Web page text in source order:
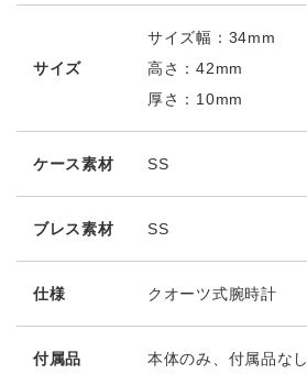
サイズ
サイズ幅：34mm
高さ：42mm
厚さ：10mm
ケース素材 SS
ブレス素材 SS
仕様 クオーツ式腕時計
付属品 本体のみ、付属品なし